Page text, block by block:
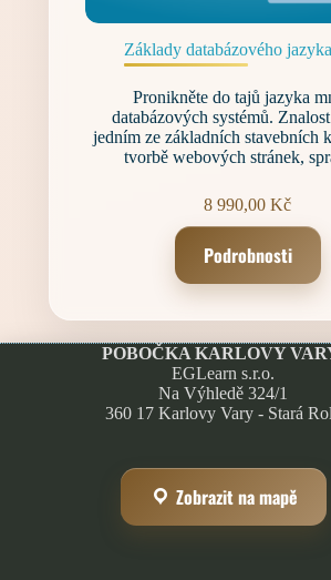
Základy databázového
Pronikněte do tajů jazyka
databázových systémů.
jedním ze základních stavebních
tvorbě webových stránek,
8 990,00Kč
Podrobnosti
POBOČKA KARLOVY
EGLearn s.r.o.
Na Výhledě 324/1
360 17 Karlovy Vary - Stará
Zobrazit na mapě